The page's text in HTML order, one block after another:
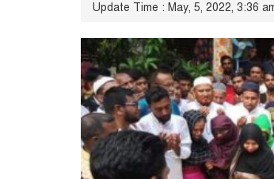
Update Time : May, 5, 2022, 3:36